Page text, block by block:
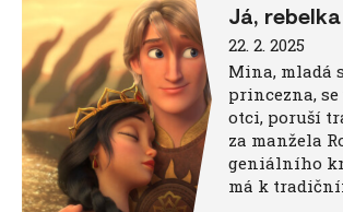
Já, rebelka
22. 2. 2025
Mina, mladá
princezna, se
otci, poruší
za manžela
geniálního
má k